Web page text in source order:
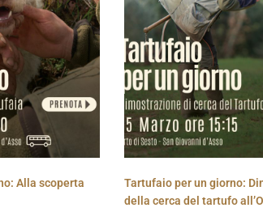
Alla scoperta
Tartufaio per un giorno:
della cerca del tartufo